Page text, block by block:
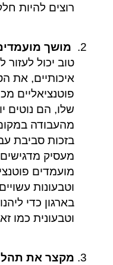
רוצים להיות
מושך
טוב יכול לעזור
איכותיים, את
פוטנציאליים
שלו, הם נוטים
מהעבודה
בזכות סביבת
מעסיק
מועמדים
וטבעונות
בארגון כדי
וטבעונית כמו
מקצר את